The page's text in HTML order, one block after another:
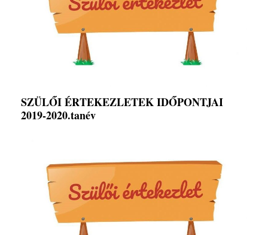
SZÜLŐI ÉRTEKEZLETEK IDŐPONTJAI
2019-2020.tanév